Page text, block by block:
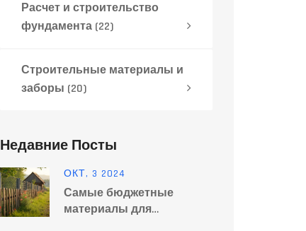
Расчет и строительство
фундамента (22)
Строительные материалы и
заборы (20)
Недавние Посты
ОКТ, 3 2024
Самые бюджетные
материалы для